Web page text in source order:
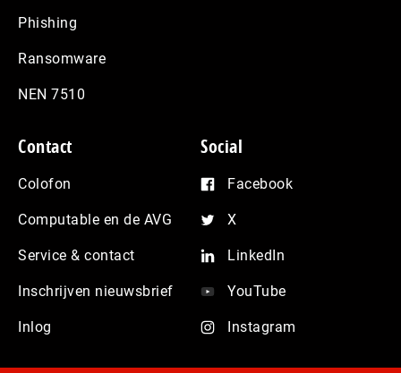
Phishing
Ransomware
NEN 7510
Contact
Colofon
Computable en de AVG
Service & contact
Inschrijven nieuwsbrief
Inlog
Social
Facebook
X
LinkedIn
YouTube
Instagram